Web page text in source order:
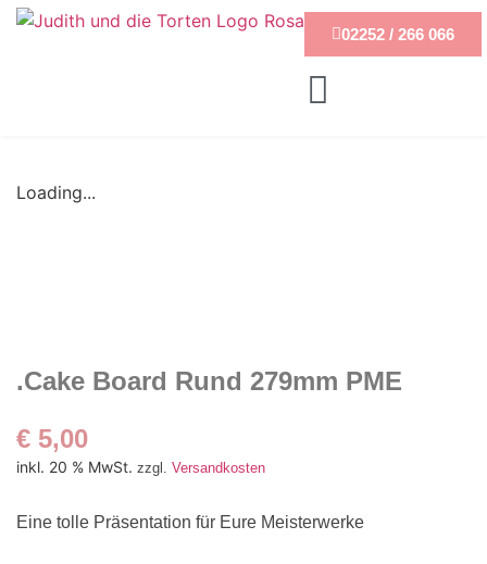
02252 / 266 066
Loading...
.Cake Board Rund 279mm PME
€ 5,00
inkl. 20 % MwSt. zzgl. Versandkosten
Eine tolle Präsentation für Eure Meisterwerke